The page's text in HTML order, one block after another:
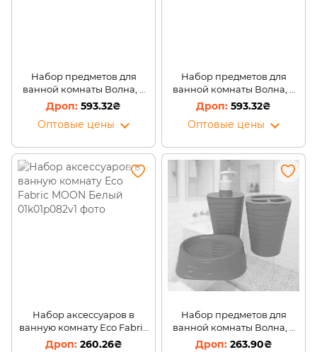
Набор предметов для
ванной комнаты Волна, 5
предметов, серый (2339)
593.32₴
Оптовые цены
Набор предметов для
ванной комнаты Волна, 5
предметов, кремовый
593.32₴
Оптовые цены
Набор аксессуаров в
ванную комнату Eco Fabric
MOON Белый
260.26₴
Набор предметов для
ванной комнаты Волна, 3
предмета, серый (2339)
263.90₴